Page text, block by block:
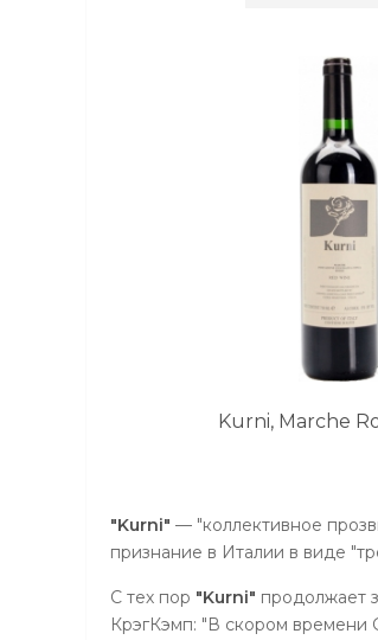
Kurni, Marche
"Kurni" — "коллективное
признание в Италии в виде
С тех пор "Kurni" продолжает
КрэгКэмп: "В скором времени